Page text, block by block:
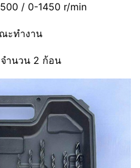
/ 0-1450 r/min
ะทำงาน
จำนวน 2 ก้อน